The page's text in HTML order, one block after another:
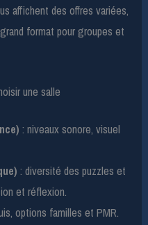
affichent des offres variées,
format pour groupes et
une salle
: niveaux sonore, visuel
: diversité des puzzles et
et réflexion.
options familles et PMR.